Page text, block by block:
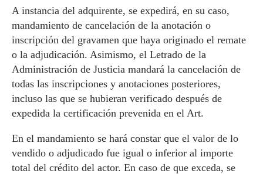
A instancia del adquirente, se expedirá, en su caso,
mandamiento de cancelación de la anotación o
inscripción del gravamen que haya originado el remate
o la adjudicación. Asimismo, el Letrado de la
Administración de Justicia mandará la cancelación de
todas las inscripciones y anotaciones posteriores,
incluso las que se hubieran verificado después de
expedida la certificación prevenida en el Art.
En el mandamiento se hará constar que el valor de lo
vendido o adjudicado fue igual o inferior al importe
total del crédito del actor. En caso de que exceda, se